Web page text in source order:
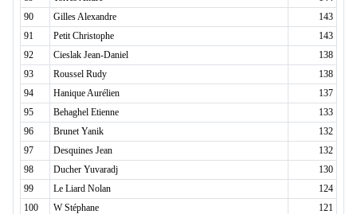
90
Gilles Alexandre
143
91
Petit Christophe
143
92
Cieslak Jean-Daniel
138
93
Roussel Rudy
138
94
Hanique Aurélien
137
95
Behaghel Etienne
133
96
Brunet Yanik
132
97
Desquines Jean
132
98
Ducher Yuvaradj
130
99
Le Liard Nolan
124
100
W Stéphane
121